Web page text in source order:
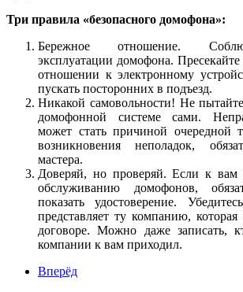
Три правила «безопасного домофона»:
Бережное отношение.
эксплуатации домофона.
отношении к электронному
пускать посторонних в подъезд.
Никакой самовольности! Не
домофонной системе сами.
может стать причиной очередной
возникновения неполадок,
мастера.
Доверяй, но проверяй. Если к
обслуживанию домофонов,
показать удостоверение.
представляет ту компанию,
договоре. Можно даже записать,
компании к вам приходил.
Вперёд